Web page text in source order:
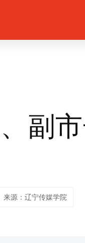
副
来源：辽宁传媒学院